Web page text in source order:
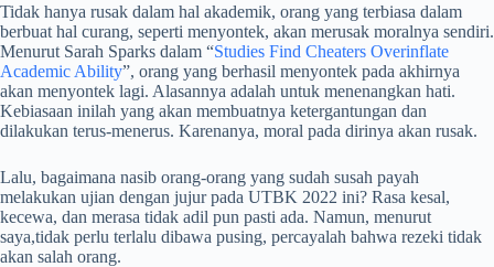
Tidak hanya rusak dalam hal akademik, orang yang terbiasa dalam
berbuat hal curang, seperti menyontek, akan merusak moralnya sendiri.
Menurut Sarah Sparks dalam “Studies Find Cheaters Overinflate
Academic Ability”, orang yang berhasil menyontek pada akhirnya
akan menyontek lagi. Alasannya adalah untuk menenangkan hati.
Kebiasaan inilah yang akan membuatnya ketergantungan dan
dilakukan terus-menerus. Karenanya, moral pada dirinya akan rusak.
Lalu, bagaimana nasib orang-orang yang sudah susah payah
melakukan ujian dengan jujur pada UTBK 2022 ini? Rasa kesal,
kecewa, dan merasa tidak adil pun pasti ada. Namun, menurut
saya,tidak perlu terlalu dibawa pusing, percayalah bahwa rezeki tidak
akan salah orang.